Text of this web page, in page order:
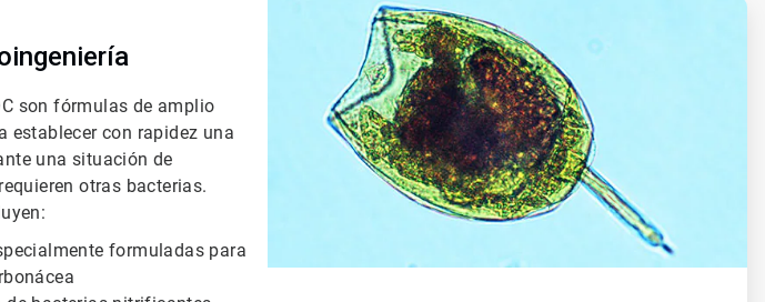
son fórmulas de amplio
establecer con rapidez una
una situación de
otras bacterias.
formuladas para